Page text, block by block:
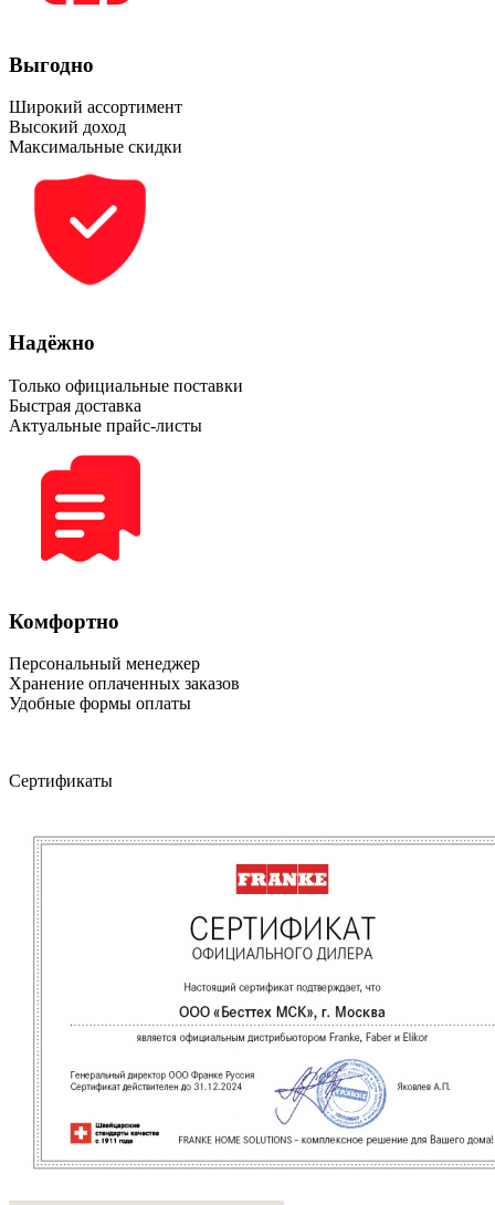
Выгодно
Широкий ассортимент
Высокий доход
Максимальные скидки
Надёжно
Только официальные поставки
Быстрая доставка
Актуальные прайс-листы
Комфортно
Персональный менеджер
Хранение оплаченных заказов
Удобные формы оплаты
Сертификаты